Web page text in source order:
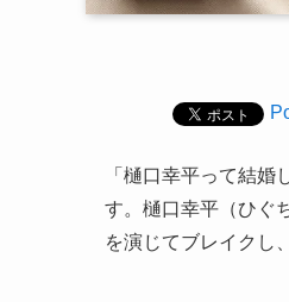
「樋口幸平って結
す。樋口幸平（ひぐ
を演じてブレイクし